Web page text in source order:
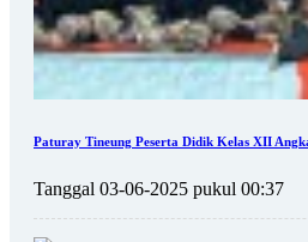
Paturay Tineung Peserta Didik Kelas XII
Tanggal 03-06-2025 pukul 00:37